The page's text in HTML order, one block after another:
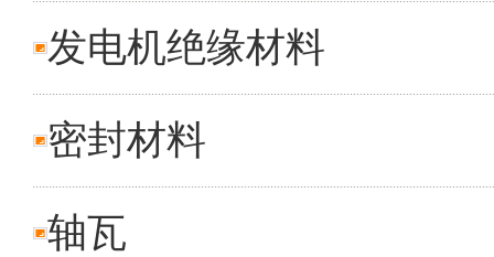
发电机绝缘材料
密封材料
轴瓦